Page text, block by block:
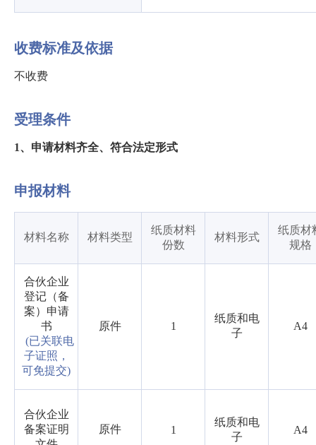
收费标准及依据
不收费
受理条件
1、申请材料齐全、符合法定形式
申报材料
材料名称 材料类型
纸质材料
份数
材料形式
纸质材
规格
合伙企业
登记（备
案）申请
书
(已关联电
子证照，
可免提交)
原件 1
纸质和电
子
A4
合伙企业
备案证明
原件 1
纸质和电
子
A4